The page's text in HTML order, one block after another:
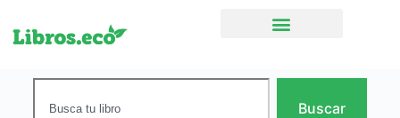
Buscar